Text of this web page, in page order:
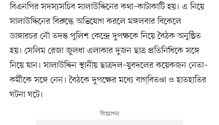
বিএনপির সদস্যসচিব সালাউদ্দিনের কথা–কাটাকাটি হয়। এ নিয়ে
সালাউদ্দিনের বিরুদ্ধে অভিযোগ করলে মঙ্গলবার বিকেলে
ডাঙ্গারচর নৌ তদন্ত পুলিশ কেন্দ্রে দুপক্ষকে নিয়ে বৈঠক অনুষ্ঠিত
হয়। সেলিম রেজা জুলধা এলাকার দুজন ছাত্র প্রতিনিধিকে সঙ্গে
নিয়ে যান। সালাউদ্দিন স্থানীয় ছাত্রদল–যুবদলের কয়েকজন নেতা–
কর্মীকে সঙ্গে নেন। বৈঠকে দুপক্ষের মধ্যে বাগ্‌বিতণ্ডা ও হাতহাতির
ঘটনা ঘটে।